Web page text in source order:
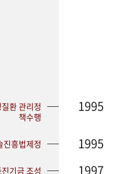
환 관리정
책수행
1995
흥법제정 1995
기금 조성 1997